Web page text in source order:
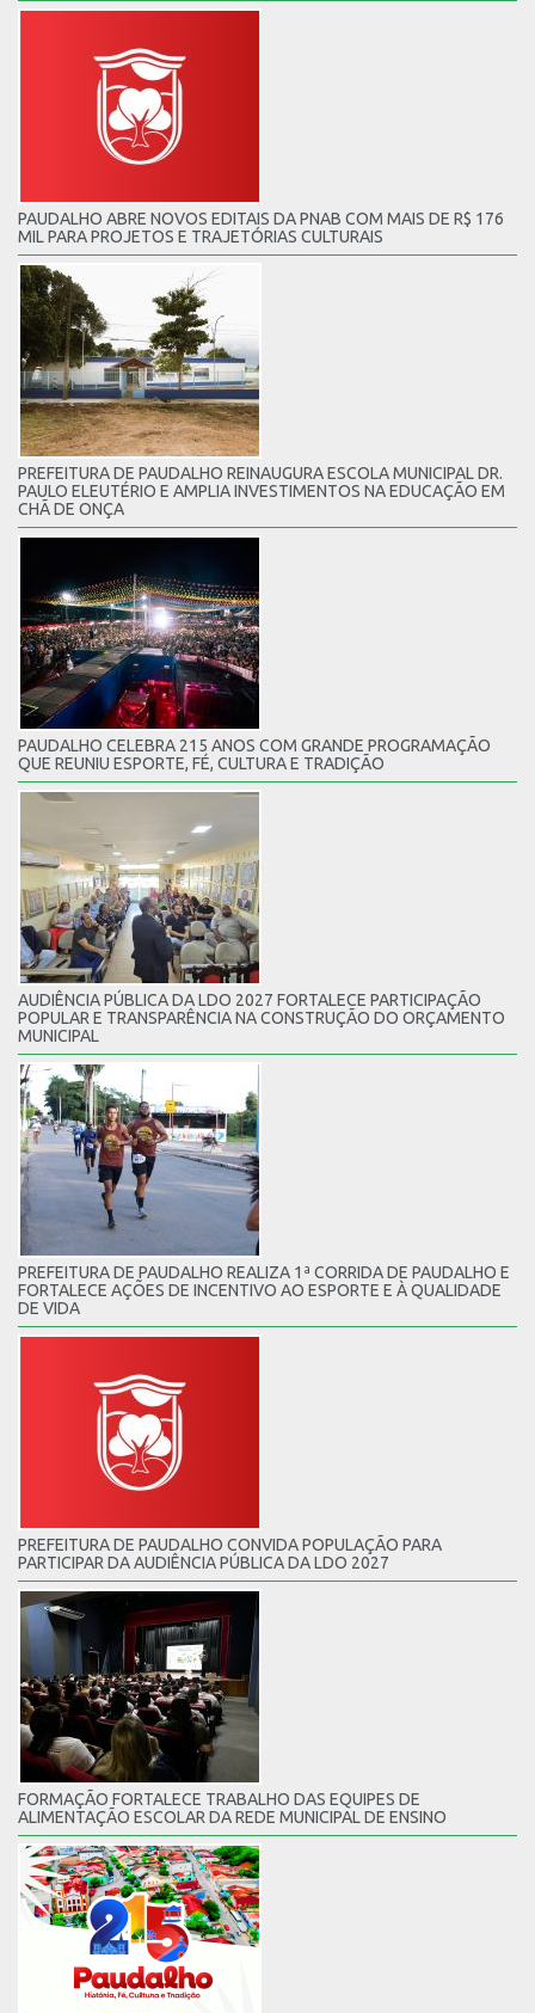
PAUDALHO ABRE NOVOS EDITAIS DA PNAB COM MAIS DE R$ 176
MIL PARA PROJETOS E TRAJETÓRIAS CULTURAIS
PREFEITURA DE PAUDALHO REINAUGURA ESCOLA MUNICIPAL DR.
PAULO ELEUTÉRIO E AMPLIA INVESTIMENTOS NA EDUCAÇÃO EM
CHÃ DE ONÇA
PAUDALHO CELEBRA 215 ANOS COM GRANDE PROGRAMAÇÃO
QUE REUNIU ESPORTE, FÉ, CULTURA E TRADIÇÃO
AUDIÊNCIA PÚBLICA DA LDO 2027 FORTALECE PARTICIPAÇÃO
POPULAR E TRANSPARÊNCIA NA CONSTRUÇÃO DO ORÇAMENTO
MUNICIPAL
PREFEITURA DE PAUDALHO REALIZA 1ª CORRIDA DE PAUDALHO E
FORTALECE AÇÕES DE INCENTIVO AO ESPORTE E À QUALIDADE
DE VIDA
PREFEITURA DE PAUDALHO CONVIDA POPULAÇÃO PARA
PARTICIPAR DA AUDIÊNCIA PÚBLICA DA LDO 2027
FORMAÇÃO FORTALECE TRABALHO DAS EQUIPES DE
ALIMENTAÇÃO ESCOLAR DA REDE MUNICIPAL DE ENSINO